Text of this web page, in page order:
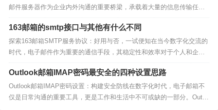
求。而对于企业用户或需要更高安全性的场景，可以考虑
使用加密的SMTP提交端口、SMTPS端口或SSH隧道等方式
来传输邮件。
有所限制或特殊要求。因此，在选择邮箱接口时，还需要
参考邮件服务提供商的文档或联系技术支持以获取更详细
邮件服务器作为企业内外沟通的重要桥梁，承载着大量的信息传输任
务。了解如何查看邮件服务器的收发信数据记录，对于维护企业信息安
全、提升工作效率至关重要。本文将详细介绍如何查看邮件服务器的收
发信数据记录，并通过实例加以说明。一、邮件服务器收发信...
163邮箱的smtp接口与其他有什么不同
探索163邮箱SMTP服务协议：好用与否，一试便知在当今数字化交流的
时代，电子邮件作为重要的通信手段，其稳定性和效率对于个人和企业
都至关重要。而在众多邮箱服务商中，163邮箱凭借其稳定的性能和良好
的口碑，赢得了广大用户的青睐。然而，对于需要使用邮箱进行大量邮
件发送的用户来说，SMTP服务协议的选择和...
Outlook邮箱IMAP密码最安全的四种设置思路
Outlook邮箱IMAP密码设置：构建安全防线在数字化时代，电子邮箱不
仅是日常沟通的重要工具，更是工作和生活中不可或缺的一部分。Outlo